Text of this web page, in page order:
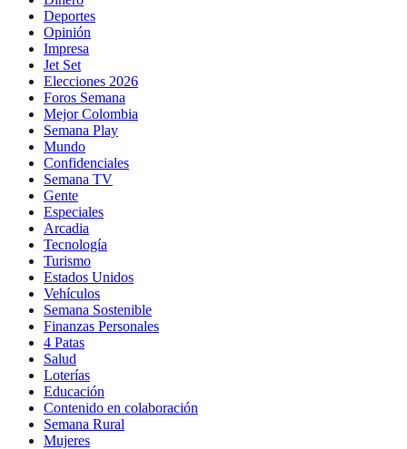
Deportes
Opinión
Impresa
Jet Set
Elecciones 2026
Foros Semana
Mejor Colombia
Semana Play
Mundo
Confidenciales
Semana TV
Gente
Especiales
Arcadia
Tecnología
Turismo
Estados Unidos
Vehículos
Semana Sostenible
Finanzas Personales
4 Patas
Salud
Loterías
Educación
Contenido en colaboración
Semana Rural
Mujeres